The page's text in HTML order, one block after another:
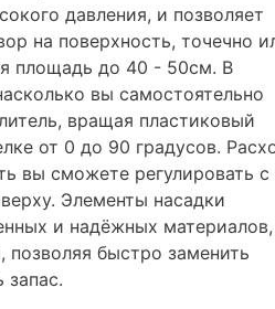
давления, и позволяет
на поверхность, точечно
площадь до 40 - 50см. В
вы самостоятельно
вращая пластиковый
от 0 до 90 градусов.
вы сможете регулировать с
Элементы насадки
и надёжных материалов,
позволяя быстро заменить
запас.